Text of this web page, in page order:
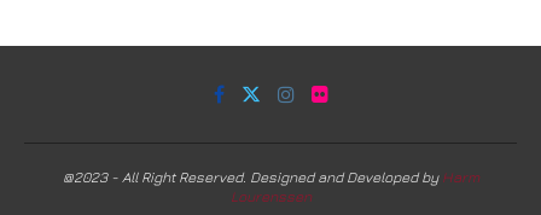
@2023 - All Right Reserved. Designed and Developed by Harm
Lourenssen